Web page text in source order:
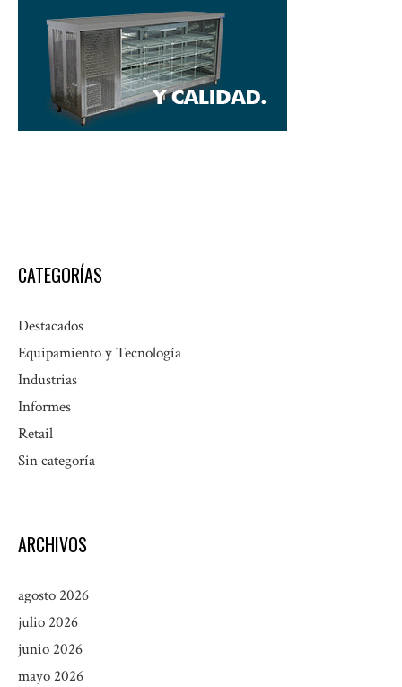
CATEGORÍAS
Destacados
Equipamiento y Tecnología
Industrias
Informes
Retail
Sin categoría
ARCHIVOS
agosto 2026
julio 2026
junio 2026
mayo 2026